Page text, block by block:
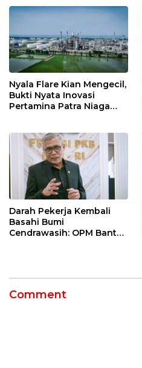
Nyala Flare Kian Mengecil,
Bukti Nyata Inovasi
Pertamina Patra Niaga
Darah Pekerja Kembali
Basahi Bumi
Cendrawasih: OPM Bantai
Comment